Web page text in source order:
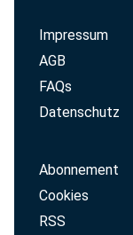
Impressum
AGB
FAQs
Datenschutz
Abonnement
Cookies
RSS